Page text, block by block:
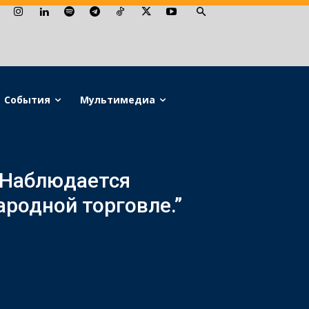
События Мультимедиа
торговле.”